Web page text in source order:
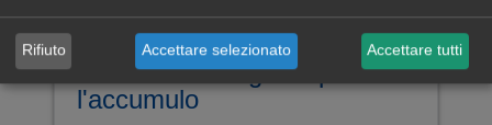
Gli spread record di luglio in
Spagna e Portogallo
rafforzano il segnale per
l'accumulo
Rifiuto Accettare selezionato Accettare tutti